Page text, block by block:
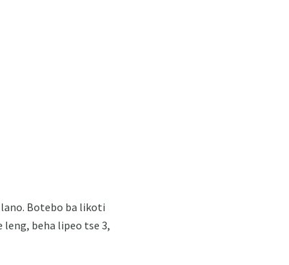
Botebo ba likoti
leng, beha lipeo tse 3,